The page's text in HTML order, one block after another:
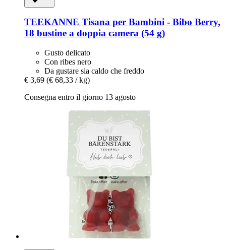
TEEKANNE Tisana per Bambini -​ Bibo Berry,
18 bustine a doppia camera (54 g)
Gusto delicato
Con ribes nero
Da gustare sia caldo che freddo
€ 3,69 (€ 68,33 / kg)
Consegna entro il giorno 13 agosto